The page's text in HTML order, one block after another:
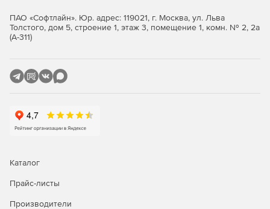
ПАО «Софтлайн». Юр. адрес: 119021, г. Москва, ул. Льва
Толстого, дом 5, строение 1, этаж 3, помещение 1, комн. № 2, 2а
(А-311)
Каталог
Прайс-листы
Производители